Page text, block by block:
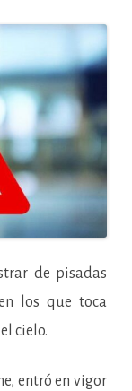
de pisadas
los que toca
cielo.
entró en vigor